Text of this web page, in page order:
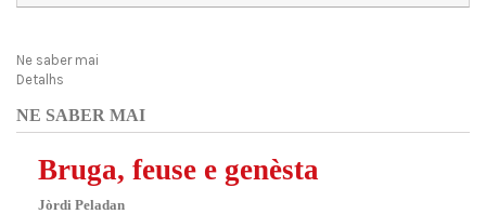
Ne saber mai
Detalhs
NE SABER MAI
Bruga, feuse e genèsta
Jòrdi Peladan